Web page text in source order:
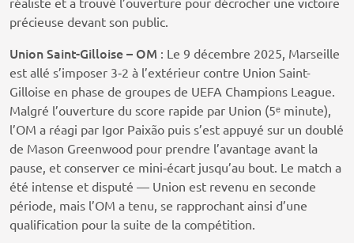
précieuse devant son public.
Union Saint-Gilloise – OM : Le 9 décembre 2025, Marseille
est allé s’imposer 3‑2 à l’extérieur contre Union Saint-
Gilloise en phase de groupes de UEFA Champions League.
Malgré l’ouverture du score rapide par Union (5ᵉ minute),
l’OM a réagi par Igor Paixão puis s’est appuyé sur un doublé
de Mason Greenwood pour prendre l’avantage avant la
pause, et conserver ce mini‑écart jusqu’au bout. Le match a
été intense et disputé — Union est revenu en seconde
période, mais l’OM a tenu, se rapprochant ainsi d’une
qualification pour la suite de la compétition.